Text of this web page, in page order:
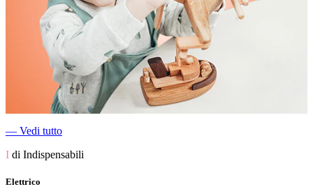
― Vedi tutto
I di Indispensabili
Elettrico